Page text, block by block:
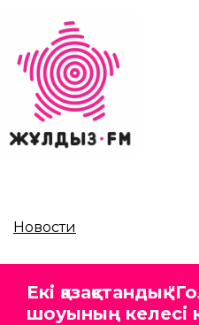
основному
содержанию
Новости
Екі қазақстандық
шоуының келесі